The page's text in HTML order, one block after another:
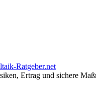
Ertrag und sichere